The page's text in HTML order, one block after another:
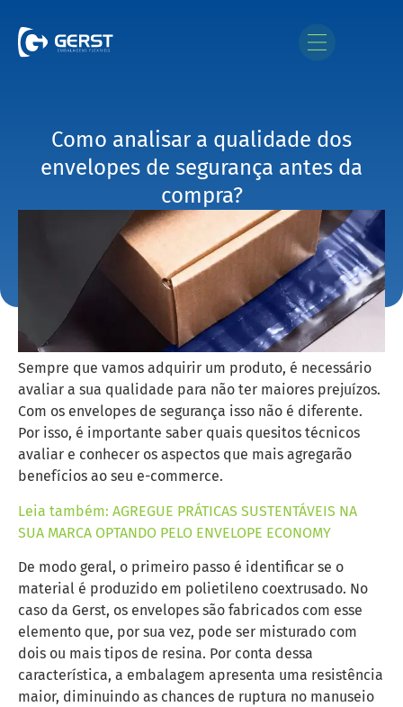
Como analisar a qualidade dos
envelopes de segurança antes da
compra?
Sempre que vamos adquirir um produto, é necessário
avaliar a sua qualidade para não ter maiores prejuízos.
Com os envelopes de segurança isso não é diferente.
Por isso, é importante saber quais quesitos técnicos
avaliar e conhecer os aspectos que mais agregarão
benefícios ao seu e-commerce.
Leia também: AGREGUE PRÁTICAS SUSTENTÁVEIS NA
SUA MARCA OPTANDO PELO ENVELOPE ECONOMY
De modo geral, o primeiro passo é identificar se o
material é produzido em polietileno coextrusado. No
caso da Gerst, os envelopes são fabricados com esse
elemento que, por sua vez, pode ser misturado com
dois ou mais tipos de resina. Por conta dessa
característica, a embalagem apresenta uma resistência
maior, diminuindo as chances de ruptura no manuseio